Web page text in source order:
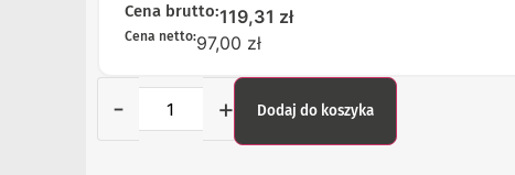
Cena brutto:119,31 zł
Cena netto:97,00 zł
- + Dodaj do koszyka